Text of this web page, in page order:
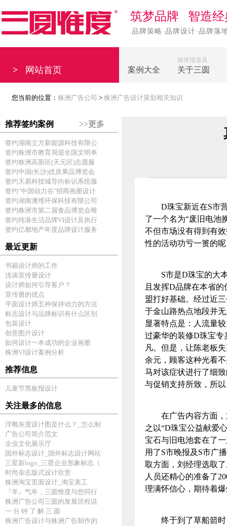
筑梦品牌 智造经
品牌策略·品牌设计·品牌落
> 网站首页 案例大全
媒体报道及
关于三圆
您当前的位置： 株洲广告公司 > 株洲广告设计策划相关知识
推荐签约案例 >>更多
签约湖南立方新能源科技有限公
签约株洲市教育局迎全国文明单
签约株洲高新区(天元区)志愿服
签约中国(长沙)优质果品博览会
签约天易科技城导向标识系统服
签约"中国动力谷"招商画册设计
签约湖南澳维环保科技有限公司
签约株洲市第二届食品博览会唯
签约纯港生活品牌VI设计及执行
签约亿都地产年度品牌设计服务
最近更新
书籍设计师的工作
浅谈宣传册设计
设计师如何引导客户？
宣传册的优点
平面设计师五种保持动力的方法
标志设计与品牌标识有什么区别
包装设计
创意图片设计
如何设计一本成功的企业画册
株洲VI设计案例分析
推荐信息
儿童节黑板报设计
关注最多的信息
浮雕灰度设计图是什么？_怎么制
广告公司简介范文
企业文化展示厅
国外标志设计_国外标志设计网站
三星新logo_三星企业形象标志（
时尚杂志版式设计欣赏
株洲淘宝页面设计_淘宝美工
『羊』气年，三圆惟度与您同行
株洲广告公司三圆的发展历程说
一 分 钟 了 解 三 圆
株洲广告设计与株洲广告制作的
D珠宝新近在S市营
了一个名为“废旧电池
不但市场没有得到有
性的活动功亏一篑的
S市是D珠宝的大本
且发挥D品牌在本省
盟打好基础。经过近
于金山路热点地段并
显著特点是：人流量
过豪华的装修D珠宝专
凡。但是，让陈老板
余元，顾客这种光看
马对该症状进行了细
与促销支持所致，所
在广告内容方面，
之以“D珠宝公益献爱
宝石与旧电池套在了
用了S市晚报及S市广
取方面，刘经理选取
人员还精心的准备了
理满怀信心，期待着
终于到了草船箭时